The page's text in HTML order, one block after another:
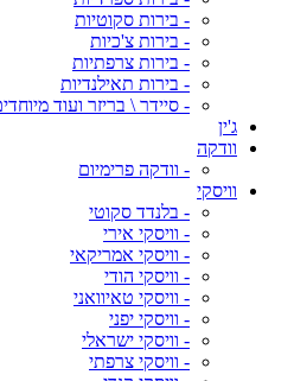
- בירות סקוטיות
- בירות צ'כיות
- בירות צרפתיות
- בירות תאילנדיות
- סיידר \ בריזר ועוד
ג'ין
וודקה
- וודקה פרימיום
וויסקי
- בלנדד סקוטי
- וויסקי אירי
- וויסקי אמריקאי
- וויסקי הודי
- וויסקי טאיוואני
- וויסקי יפני
- וויסקי ישראלי
- וויסקי צרפתי